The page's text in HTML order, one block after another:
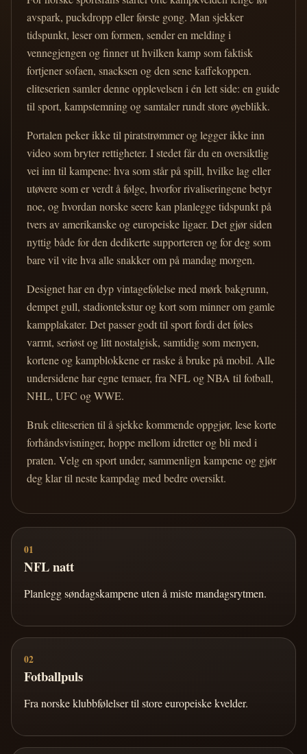
avspark, puckdropp eller første gong. Man sjekker
tidspunkt, leser om formen, sender en melding i
vennegjengen og finner ut hvilken kamp som faktisk
fortjener sofaen, snacksen og den sene kaffekoppen.
eliteserien samler denne opplevelsen i én lett side: en guide
til sport, kampstemning og samtaler rundt store øyeblikk.
Portalen peker ikke til piratstrømmer og legger ikke inn
video som bryter rettigheter. I stedet får du en oversiktlig
vei inn til kampene: hva som står på spill, hvilke lag eller
utøvere som er verdt å følge, hvorfor rivaliseringene betyr
noe, og hvordan norske seere kan planlegge tidspunkt på
tvers av amerikanske og europeiske ligaer. Det gjør siden
nyttig både for den dedikerte supporteren og for deg som
bare vil vite hva alle snakker om på mandag morgen.
Designet har en dyp vintagefølelse med mørk bakgrunn,
dempet gull, stadiontekstur og kort som minner om gamle
kampplakater. Det passer godt til sport fordi det føles
varmt, seriøst og litt nostalgisk, samtidig som menyen,
kortene og kampblokkene er raske å bruke på mobil. Alle
undersidene har egne temaer, fra NFL og NBA til fotball,
NHL, UFC og WWE.
Bruk eliteserien til å sjekke kommende oppgjør, lese korte
forhåndsvisninger, hoppe mellom idretter og bli med i
praten. Velg en sport under, sammenlign kampene og gjør
deg klar til neste kampdag med bedre oversikt.
01
NFL natt
Planlegg søndagskampene uten å miste mandagsrytmen.
02
Fotballpuls
Fra norske klubbfølelser til store europeiske kvelder.